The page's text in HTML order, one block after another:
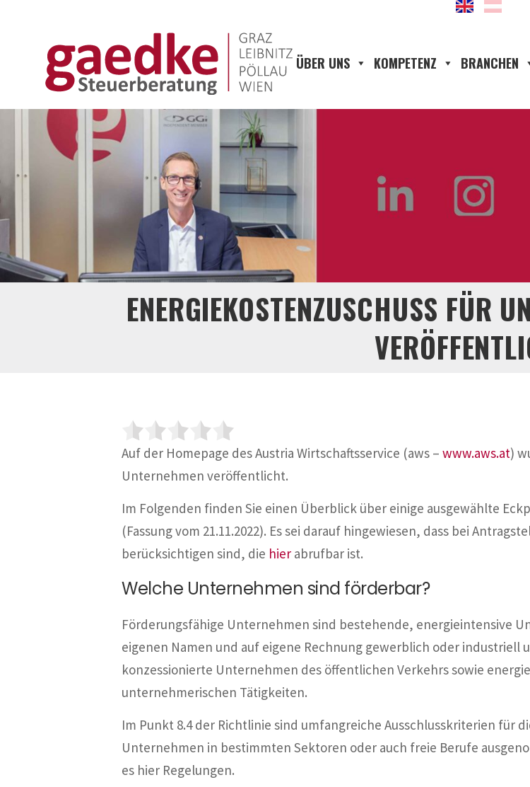
ÜBER UNS KOMPETENZ BRANCHEN
ENERGIEKOSTENZUSCHUSS FÜR
Auf der Homepage des Austria Wirtschaftsservice (aws – www.aws.at)
Unternehmen veröffentlicht.
Im Folgenden finden Sie einen Überblick über einige ausgewählte
(Fassung vom 21.11.2022). Es sei darauf hingewiesen, dass bei
berücksichtigen sind, die hier abrufbar ist.
Welche Unternehmen sind förderbar?
Förderungsfähige Unternehmen sind bestehende, energieintensive
eigenen Namen und auf eigene Rechnung gewerblich oder
konzessionierte Unternehmen des öffentlichen Verkehrs sowie
unternehmerischen Tätigkeiten.
Im Punkt 8.4 der Richtlinie sind umfangreiche Ausschlusskriterien für
Unternehmen in bestimmten Sektoren oder auch freie Berufe
es hier Regelungen.